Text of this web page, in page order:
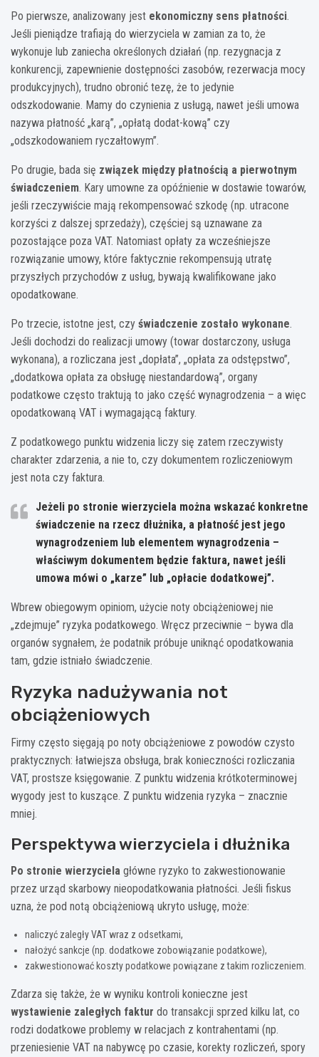
Po pierwsze, analizowany jest ekonomiczny sens płatności.
Jeśli pieniądze trafiają do wierzyciela w zamian za to, że
wykonuje lub zaniecha określonych działań (np. rezygnacja z
konkurencji, zapewnienie dostępności zasobów, rezerwacja mocy
produkcyjnych), trudno obronić tezę, że to jedynie
odszkodowanie. Mamy do czynienia z usługą, nawet jeśli umowa
nazywa płatność „karą”, „opłatą dodat-kową” czy
„odszkodowaniem ryczałtowym”.
Po drugie, bada się związek między płatnością a pierwotnym
świadczeniem. Kary umowne za opóźnienie w dostawie towarów,
jeśli rzeczywiście mają rekompensować szkodę (np. utracone
korzyści z dalszej sprzedaży), częściej są uznawane za
pozostające poza VAT. Natomiast opłaty za wcześniejsze
rozwiązanie umowy, które faktycznie rekompensują utratę
przyszłych przychodów z usług, bywają kwalifikowane jako
opodatkowane.
Po trzecie, istotne jest, czy świadczenie zostało wykonane.
Jeśli dochodzi do realizacji umowy (towar dostarczony, usługa
wykonana), a rozliczana jest „dopłata”, „opłata za odstępstwo”,
„dodatkowa opłata za obsługę niestandardową”, organy
podatkowe często traktują to jako część wynagrodzenia – a więc
opodatkowaną VAT i wymagającą faktury.
Z podatkowego punktu widzenia liczy się zatem rzeczywisty
charakter zdarzenia, a nie to, czy dokumentem rozliczeniowym
jest nota czy faktura.
Jeżeli po stronie wierzyciela można wskazać konkretne
świadczenie na rzecz dłużnika, a płatność jest jego
wynagrodzeniem lub elementem wynagrodzenia –
właściwym dokumentem będzie faktura, nawet jeśli
umowa mówi o „karze” lub „opłacie dodatkowej”.
Wbrew obiegowym opiniom, użycie noty obciążeniowej nie
„zdejmuje” ryzyka podatkowego. Wręcz przeciwnie – bywa dla
organów sygnałem, że podatnik próbuje uniknąć opodatkowania
tam, gdzie istniało świadczenie.
Ryzyka nadużywania not
obciążeniowych
Firmy często sięgają po noty obciążeniowe z powodów czysto
praktycznych: łatwiejsza obsługa, brak konieczności rozliczania
VAT, prostsze księgowanie. Z punktu widzenia krótkoterminowej
wygody jest to kuszące. Z punktu widzenia ryzyka – znacznie
mniej.
Perspektywa wierzyciela i dłużnika
Po stronie wierzyciela główne ryzyko to zakwestionowanie
przez urząd skarbowy nieopodatkowania płatności. Jeśli fiskus
uzna, że pod notą obciążeniową ukryto usługę, może:
naliczyć zaległy VAT wraz z odsetkami,
nałożyć sankcje (np. dodatkowe zobowiązanie podatkowe),
zakwestionować koszty podatkowe powiązane z takim rozliczeniem.
Zdarza się także, że w wyniku kontroli konieczne jest
wystawienie zaległych faktur do transakcji sprzed kilku lat, co
rodzi dodatkowe problemy w relacjach z kontrahentami (np.
przeniesienie VAT na nabywcę po czasie, korekty rozliczeń, spory